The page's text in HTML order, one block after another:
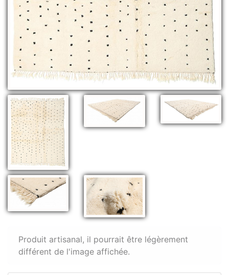
Produit artisanal, il pourrait être légèrement
différent de l'image affichée.